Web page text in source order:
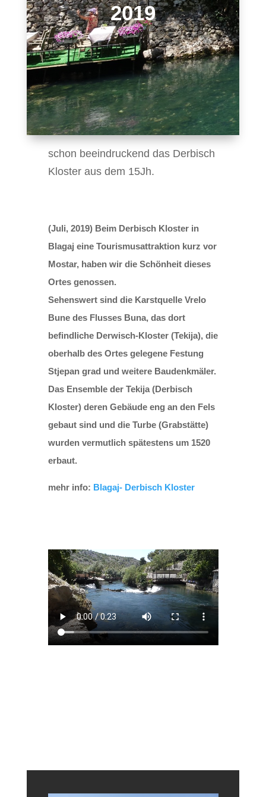
2019
schon beeindruckend das Derbisch
Kloster aus dem 15Jh.
(Juli, 2019) Beim Derbisch Kloster in
Blagaj eine Tourismusattraktion kurz vor
Mostar, haben wir die Schönheit dieses
Ortes genossen.
Sehenswert sind die Karstquelle Vrelo
Bune des Flusses Buna, das dort
befindliche Derwisch-Kloster (Tekija), die
oberhalb des Ortes gelegene Festung
Stjepan grad und weitere Baudenkmäler.
Das Ensemble der Tekija (Derbisch
Kloster) deren Gebäude eng an den Fels
gebaut sind und die Turbe (Grabstätte)
wurden vermutlich spätestens um 1520
erbaut.
mehr info: Blagaj- Derbisch Kloster